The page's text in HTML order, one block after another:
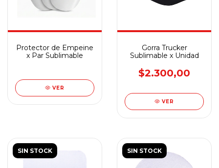
Protector de Empeine
x Par Sublimable
VER
Gorra Trucker
Sublimable x Unidad
$2.300,00
VER
SIN STOCK SIN STOCK